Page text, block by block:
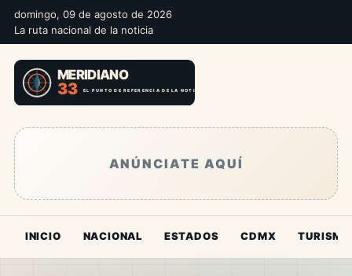
domingo, 09 de agosto de 2026
La ruta nacional de la noticia
ANÚNCIATE AQUÍ
INICIO NACIONAL ESTADOS CDMX TURISMO